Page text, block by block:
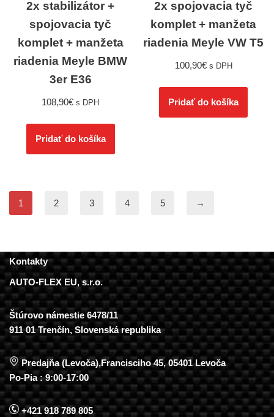
2x stabilizátor +
spojovacia tyč
komplet + manžeta
riadenia Meyle BMW
3er E36
108,90€ s DPH
Pridať do košíka
2x spojovacia tyč
komplet + manžeta
riadenia Meyle VW T5
100,90€ s DPH
Pridať do košíka
1 2 3 4 5 →
Kontakty
AUTO-FLEX EU, s.r.o.
Štúrovo námestie 6478/11
911 01 Trenčín, Slovenská republika
Predajňa (Levoča),Francisciho 45, 05401 Levoča
Po-Pia : 9:00-17:00
+421 918 789 805